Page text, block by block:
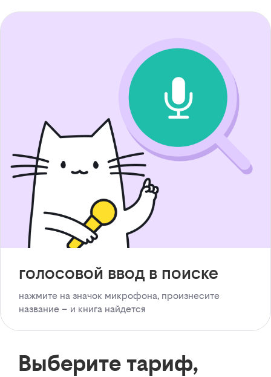
голосовой ввод в поиске
нажмите на значок микрофона, произнесите
название – и книга найдется
Выберите тариф,